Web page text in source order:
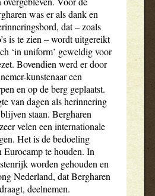
was er als dank en
dat – zoals
is te zien – wordt uitgereikt
‘in uniform’ geweldig voor
Bovendien werd er door
kunstenaar een
en op de berg geplaatst.
van dagen als herinnering
staan. Bergharen
velen een internationale
Het is de bedoeling
Eurocamp te houden. In
worden gehouden en
Nederland, dat Bergharen
deelnemen.